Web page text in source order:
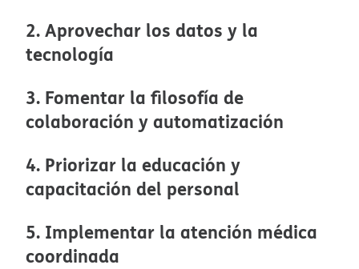
2. Aprovechar los datos y la
tecnología​​
3. Fomentar la filosofía de
colaboración y automatización​​
4. Priorizar la educación y
capacitación del personal​​
5. Implementar la atención médica
coordinada​​